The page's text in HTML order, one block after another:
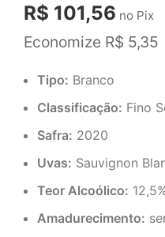
R$ 101,56 no Pix
Economize R$ 5,35
Tipo: Branco
Classificação: Fino
Safra: 2020
Uvas: Sauvignon
Teor Alcoólico:
Amadurecimento: